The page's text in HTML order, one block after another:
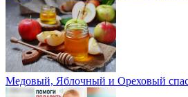
Медовый, Яблочный и Ореховый